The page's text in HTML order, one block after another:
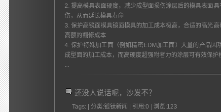
2. 提高模具表面硬度，减少成型面损伤涂层后的模具表面
伤，从而延长模具寿命
3. 保护高镜面模具镜面模具的加工成本极高，合适的高光
高额的翻修成本
4. 保护特殊加工面（例如精密EDM加工面）大量的产品
成型面的加工成本，而高硬度超强附者力的涂层可有效保
还没人说话呢，沙发不？
Tags: | 分类:镀钛新闻 | 引用:0 | 浏览:123